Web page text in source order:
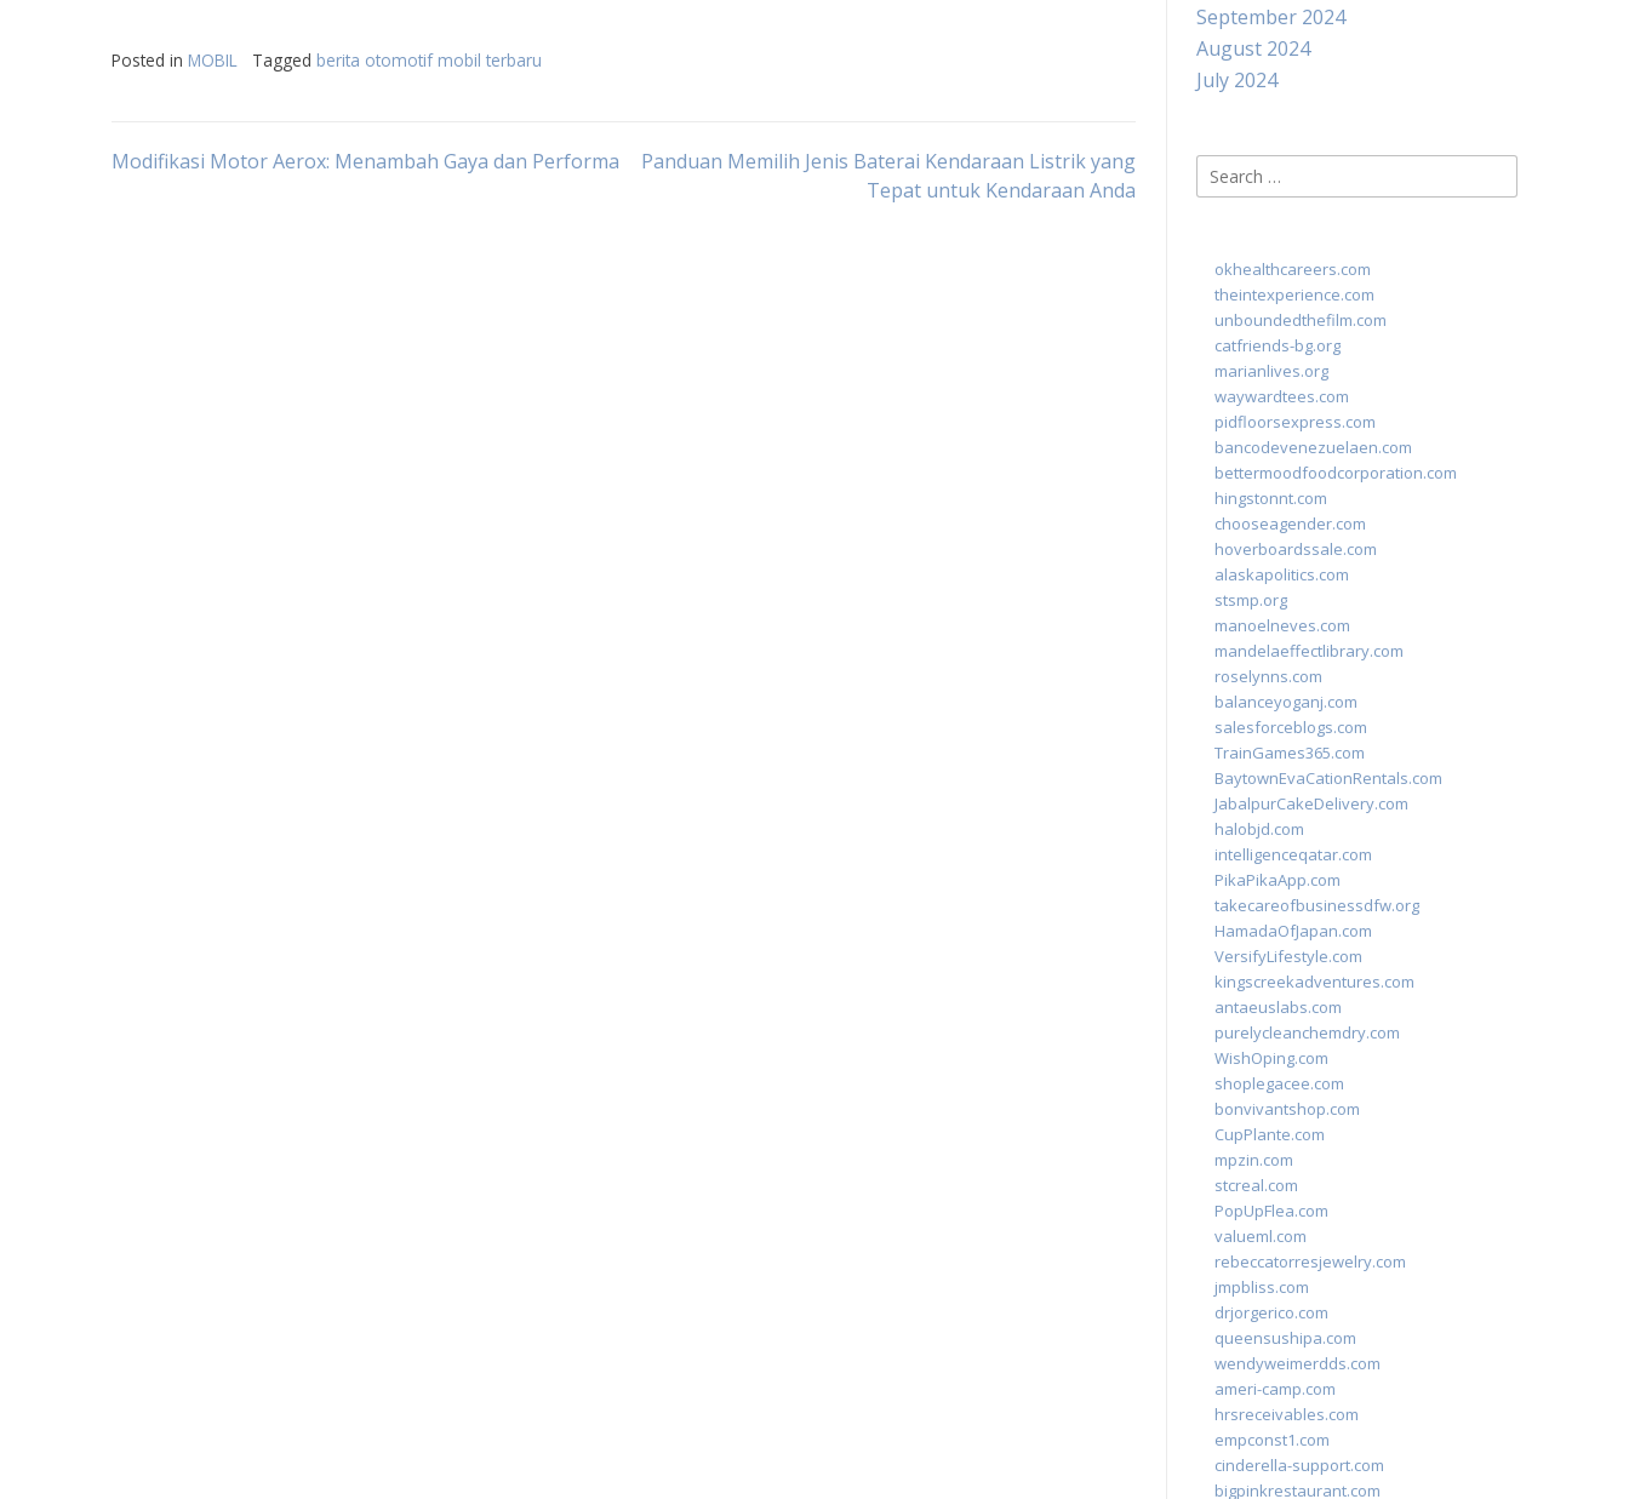
Posted in MOBIL Tagged berita otomotif mobil terbaru
Post
Modifikasi Motor Aerox: Menambah Gaya dan Performa
Panduan Memilih Jenis Baterai Kendaraan Listrik yang
Tepat untuk Kendaraan Anda
September 2024
August 2024
July 2024
Search
for:
okhealthcareers.com
theintexperience.com
unboundedthefilm.com
catfriends-bg.org
marianlives.org
waywardtees.com
pidfloorsexpress.com
bancodevenezuelaen.com
bettermoodfoodcorporation.com
hingstonnt.com
chooseagender.com
hoverboardssale.com
alaskapolitics.com
stsmp.org
manoelneves.com
mandelaeffectlibrary.com
roselynns.com
balanceyoganj.com
salesforceblogs.com
TrainGames365.com
BaytownEvaCationRentals.com
JabalpurCakeDelivery.com
halobjd.com
intelligenceqatar.com
PikaPikaApp.com
takecareofbusinessdfw.org
HamadaOfJapan.com
VersifyLifestyle.com
kingscreekadventures.com
antaeuslabs.com
purelycleanchemdry.com
WishOping.com
shoplegacee.com
bonvivantshop.com
CupPlante.com
mpzin.com
stcreal.com
PopUpFlea.com
valueml.com
rebeccatorresjewelry.com
jmpbliss.com
drjorgerico.com
queensushipa.com
wendyweimerdds.com
ameri-camp.com
hrsreceivables.com
empconst1.com
cinderella-support.com
bigpinkrestaurant.com